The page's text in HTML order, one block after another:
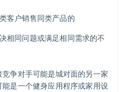
客户销售同类产品的
相同问题或满足相同需求的不
争对手可能是城对面的另一家
是一个健身应用程序或家用设